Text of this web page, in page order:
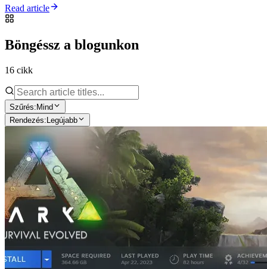
Read article
Böngéssz a blogunkon
16 cikk
Szűrés:Mind
Rendezés: Legújabb